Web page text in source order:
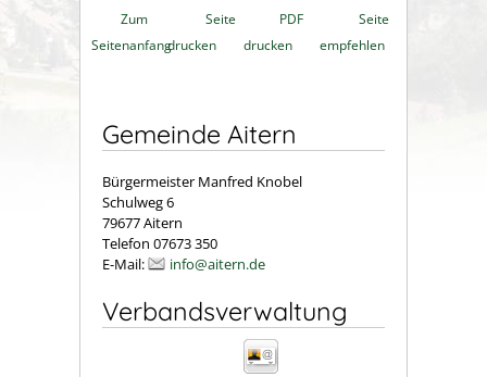
Zum
Seitenanfang
Seite
drucken
PDF
drucken
Seite
empfehlen
Gemeinde Aitern
Bürgermeister Manfred Knobel
Schulweg 6
79677 Aitern
Telefon 07673 350
E-Mail:
info@aitern.de
Verbandsverwaltung